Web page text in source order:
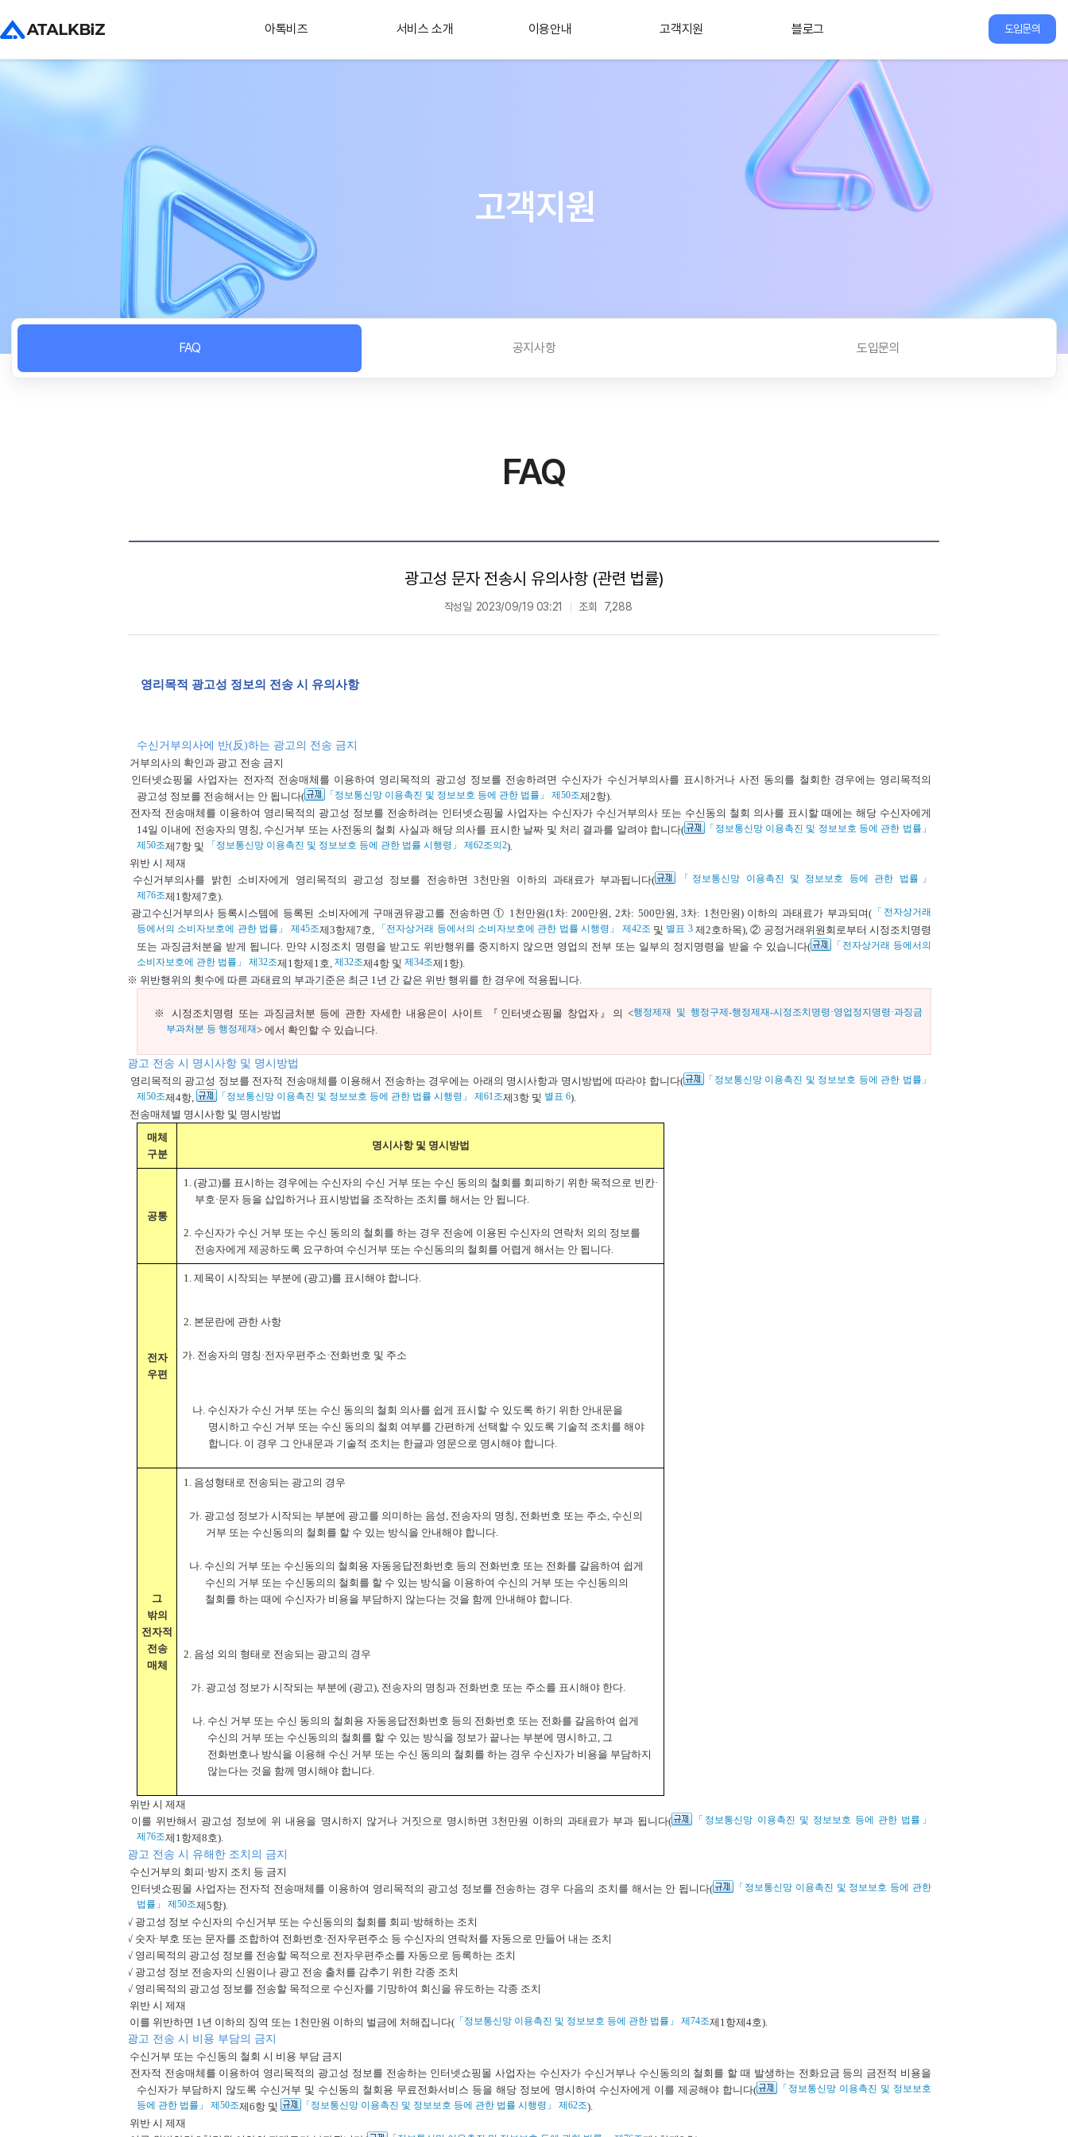
아톡비즈 서비스 소개 이용안내 고객지원 블로그 도입문의
고객지원
FAQ 공지사항 도입문의
FAQ
광고성 문자 전송시 유의사항 (관련 법률)
작성일 2023/09/19 03:21 조회 7,288
영리목적 광고성 정보의 전송 시 유의사항
수신거부의사에 반(反)하는 광고의 전송 금지
거부의사의 확인과 광고 전송 금지
인터넷쇼핑몰 사업자는 전자적 전송매체를 이용하여 영리목적의 광고성 정보를 전송하려면 수신자가 수신거부의사를 표시하거나 사전 동의를 철회한 경우에는 영리목적의
광고성 정보를 전송해서는 안 됩니다(
「정보통신망 이용촉진 및 정보보호 등에 관한 법률」 제50조제2항).
전자적 전송매체를 이용하여 영리목적의 광고성 정보를 전송하려는 인터넷쇼핑몰 사업자는 수신자가 수신거부의사 또는 수신동의 철회 의사를 표시할 때에는 해당 수신자에게
14일 이내에 전송자의 명칭, 수신거부 또는 사전동의 철회 사실과 해당 의사를 표시한 날짜 및 처리 결과를 알려야 합니다(
「정보통신망 이용촉진 및 정보보호 등에 관한 법률」
제50조제7항 및 「정보통신망 이용촉진 및 정보보호 등에 관한 법률 시행령」 제62조의2).
위반 시 제재
수신거부의사를 밝힌 소비자에게 영리목적의 광고성 정보를 전송하면 3천만원 이하의 과태료가 부과됩니다(
「정보통신망 이용촉진 및 정보보호 등에 관한 법률」
제76조제1항제7호).
광고수신거부의사 등록시스템에 등록된 소비자에게 구매권유광고를 전송하면 ① 1천만원(1차: 200만원, 2차: 500만원, 3차: 1천만원) 이하의 과태료가 부과되며(「전자상거래
등에서의 소비자보호에 관한 법률」 제45조제3항제7호, 「전자상거래 등에서의 소비자보호에 관한 법률 시행령」 제42조 및 별표 3제2호하목), ② 공정거래위원회로부터 시정조치명령
또는 과징금처분을 받게 됩니다. 만약 시정조치 명령을 받고도 위반행위를 중지하지 않으면 영업의 전부 또는 일부의 정지명령을 받을 수 있습니다(
「전자상거래 등에서의
소비자보호에 관한 법률」 제32조제1항제1호, 제32조제4항 및 제34조제1항).
※ 위반행위의 횟수에 따른 과태료의 부과기준은 최근 1년 간 같은 위반 행위를 한 경우에 적용됩니다.
※ 시정조치명령 또는 과징금처분 등에 관한 자세한 내용은이 사이트 『인터넷쇼핑몰 창업자』의 <행정제재 및 행정구제-행정제재-시정조치명령·영업정지명령·과징금
부과처분 등 행정제재> 에서 확인할 수 있습니다.
광고 전송 시 명시사항 및 명시방법
영리목적의 광고성 정보를 전자적 전송매체를 이용해서 전송하는 경우에는 아래의 명시사항과 명시방법에 따라야 합니다(
「정보통신망 이용촉진 및 정보보호 등에 관한 법률」
제50조제4항, 「정보통신망 이용촉진 및 정보보호 등에 관한 법률 시행령」 제61조제3항 및 별표 6).
전송매체별 명시사항 및 명시방법
매체
구분
명시사항 및 명시방법
공통
1. (광고)를 표시하는 경우에는 수신자의 수신 거부 또는 수신 동의의 철회를 회피하기 위한 목적으로 빈칸·
부호·문자 등을 삽입하거나 표시방법을 조작하는 조치를 해서는 안 됩니다.
2. 수신자가 수신 거부 또는 수신 동의의 철회를 하는 경우 전송에 이용된 수신자의 연락처 외의 정보를
전송자에게 제공하도록 요구하여 수신거부 또는 수신동의의 철회를 어렵게 해서는 안 됩니다.
전자
우편
1. 제목이 시작되는 부분에 (광고)를 표시해야 합니다.
2. 본문란에 관한 사항
가. 전송자의 명칭·전자우편주소·전화번호 및 주소
나. 수신자가 수신 거부 또는 수신 동의의 철회 의사를 쉽게 표시할 수 있도록 하기 위한 안내문을
명시하고 수신 거부 또는 수신 동의의 철회 여부를 간편하게 선택할 수 있도록 기술적 조치를 해야
합니다. 이 경우 그 안내문과 기술적 조치는 한글과 영문으로 명시해야 합니다.
그
밖의
전자적
전송
매체
1. 음성형태로 전송되는 광고의 경우
가. 광고성 정보가 시작되는 부분에 광고를 의미하는 음성, 전송자의 명칭, 전화번호 또는 주소, 수신의
거부 또는 수신동의의 철회를 할 수 있는 방식을 안내해야 합니다.
나. 수신의 거부 또는 수신동의의 철회용 자동응답전화번호 등의 전화번호 또는 전화를 갈음하여 쉽게
수신의 거부 또는 수신동의의 철회를 할 수 있는 방식을 이용하여 수신의 거부 또는 수신동의의
철회를 하는 때에 수신자가 비용을 부담하지 않는다는 것을 함께 안내해야 합니다.
2. 음성 외의 형태로 전송되는 광고의 경우
가. 광고성 정보가 시작되는 부분에 (광고), 전송자의 명칭과 전화번호 또는 주소를 표시해야 한다.
나. 수신 거부 또는 수신 동의의 철회용 자동응답전화번호 등의 전화번호 또는 전화를 갈음하여 쉽게
수신의 거부 또는 수신동의의 철회를 할 수 있는 방식을 정보가 끝나는 부분에 명시하고, 그
전화번호나 방식을 이용해 수신 거부 또는 수신 동의의 철회를 하는 경우 수신자가 비용을 부담하지
않는다는 것을 함께 명시해야 합니다.
위반 시 제재
이를 위반해서 광고성 정보에 위 내용을 명시하지 않거나 거짓으로 명시하면 3천만원 이하의 과태료가 부과 됩니다(
「정보통신망 이용촉진 및 정보보호 등에 관한 법률」
제76조제1항제8호).
광고 전송 시 유해한 조치의 금지
수신거부의 회피·방지 조치 등 금지
인터넷쇼핑몰 사업자는 전자적 전송매체를 이용하여 영리목적의 광고성 정보를 전송하는 경우 다음의 조치를 해서는 안 됩니다(
「정보통신망 이용촉진 및 정보보호 등에 관한
법률」 제50조제5항).
√ 광고성 정보 수신자의 수신거부 또는 수신동의의 철회를 회피·방해하는 조치
√ 숫자·부호 또는 문자를 조합하여 전화번호·전자우편주소 등 수신자의 연락처를 자동으로 만들어 내는 조치
√ 영리목적의 광고성 정보를 전송할 목적으로 전자우편주소를 자동으로 등록하는 조치
√ 광고성 정보 전송자의 신원이나 광고 전송 출처를 감추기 위한 각종 조치
√ 영리목적의 광고성 정보를 전송할 목적으로 수신자를 기망하여 회신을 유도하는 각종 조치
위반 시 제재
이를 위반하면 1년 이하의 징역 또는 1천만원 이하의 벌금에 처해집니다( 「정보통신망 이용촉진 및 정보보호 등에 관한 법률」 제74조제1항제4호).
광고 전송 시 비용 부담의 금지
수신거부 또는 수신동의 철회 시 비용 부담 금지
전자적 전송매체를 이용하여 영리목적의 광고성 정보를 전송하는 인터넷쇼핑몰 사업자는 수신자가 수신거부나 수신동의의 철회를 할 때 발생하는 전화요금 등의 금전적 비용을
수신자가 부담하지 않도록 수신거부 및 수신동의 철회용 무료전화서비스 등을 해당 정보에 명시하여 수신자에게 이를 제공해야 합니다(
「정보통신망 이용촉진 및 정보보호
등에 관한 법률」 제50조제6항 및 「정보통신망 이용촉진 및 정보보호 등에 관한 법률 시행령」 제62조).
위반 시 제재